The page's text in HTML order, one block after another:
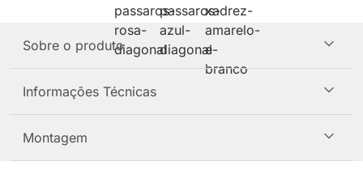
Sobre o produto
Informações Técnicas
Montagem